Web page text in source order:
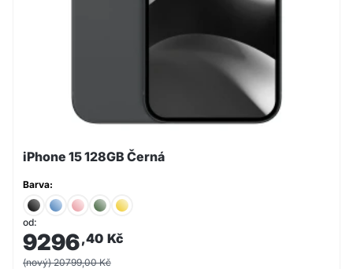
iPhone 15 128GB Černá
Barva:
od:
9296,40 Kč
(nový) 20799,00 Kč